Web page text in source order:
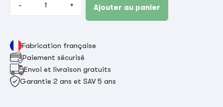
- + Ajouter au panier
Fabrication française
Paiement sécurisé
Envoi et livraison gratuits
Garantie 2 ans et SAV 5 ans